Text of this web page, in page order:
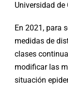
Universidad
En 2021, para
medidas de
clases
modificar las
situación